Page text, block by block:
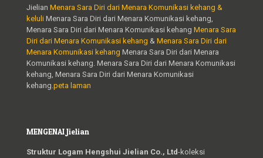
Jielian Menara Sara Diri dari Menara Komunikasi kehang &
keluli Menara Sara Diri dari Menara Komunikasi kehang,
Menara Sara Diri dari Menara Komunikasi kehang Menara Sara
Diri dari Menara Komunikasi kehang & Menara Sara Diri dari
Menara Komunikasi kehang Menara Sara Diri dari Menara
Komunikasi kehang. Menara Sara Diri dari Menara Komunikasi
kehang, Menara Sara Diri dari Menara Komunikasi
kehang.peta laman
MENGENAI Jielian
Struktur Logam Hengshui Jielian Co., Ltd-koleksi